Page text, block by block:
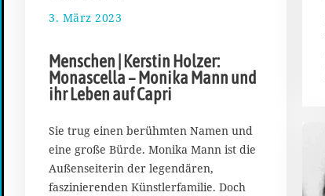
3. März 2023
M
ä
r
2
3
Menschen | Kerstin Holzer:
Monascella – Monika Mann und
ihr Leben auf Capri
Sie trug einen berühmten Namen und
eine große Bürde. Monika Mann ist die
Außenseiterin der legendären,
faszinierenden Künstlerfamilie. Doch